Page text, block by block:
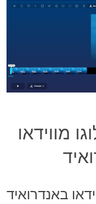
מווידאו
באנדרואיד